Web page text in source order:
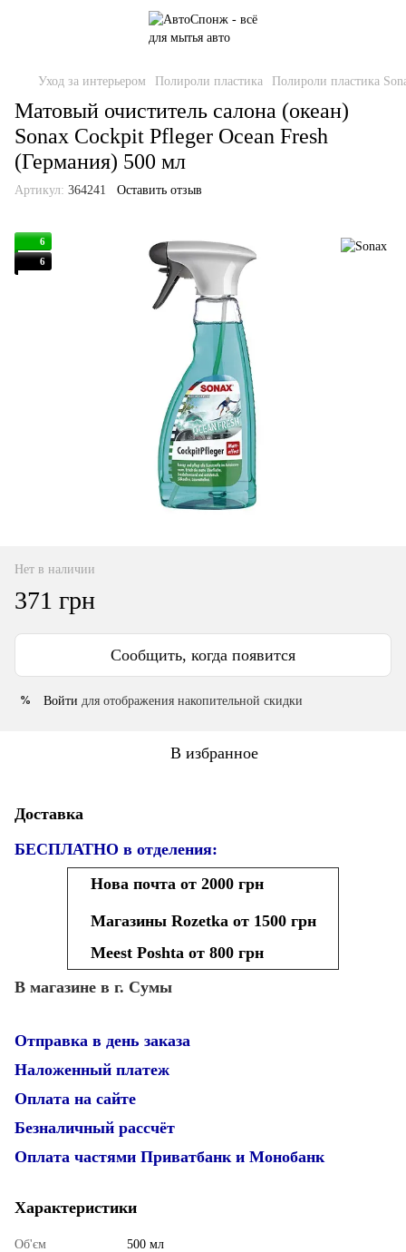
Уход за интерьером Полироли пластика Полироли пластика
Матовый очиститель салона (океан)
Sonax Cockpit Pfleger Ocean Fresh
(Германия) 500 мл
Артикул: 364241 Оставить отзыв
6
6
Нет в наличии
371 грн
Сообщить, когда появится
% Войти для отображения накопительной скидки
В избранное
Доставка
БЕСПЛАТНО в отделения:
Нова почта от 2000 грн
Магазины Rozetka от 1500 грн
Meest Poshta от 800 грн
В магазине в г. Сумы
Отправка в день заказа
Наложенный платеж
Оплата на сайте
Безналичный рассчёт
Оплата частями Приватбанк и Монобанк
Характеристики
Об'єм
500 мл